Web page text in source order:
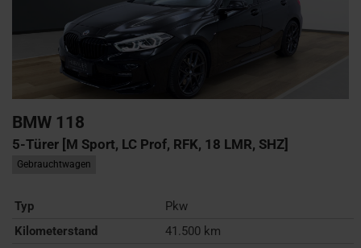
BMW 118
5-Türer [M Sport, LC Prof, RFK, 18 LMR, SHZ]
Gebrauchtwagen
Typ
Pkw
Kilometerstand
41.500 km